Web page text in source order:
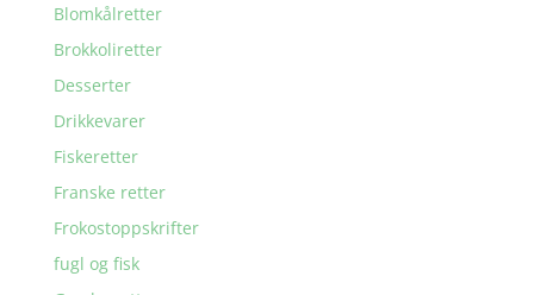
Blomkålretter
Brokkoliretter
Desserter
Drikkevarer
Fiskeretter
Franske retter
Frokostoppskrifter
fugl og fisk